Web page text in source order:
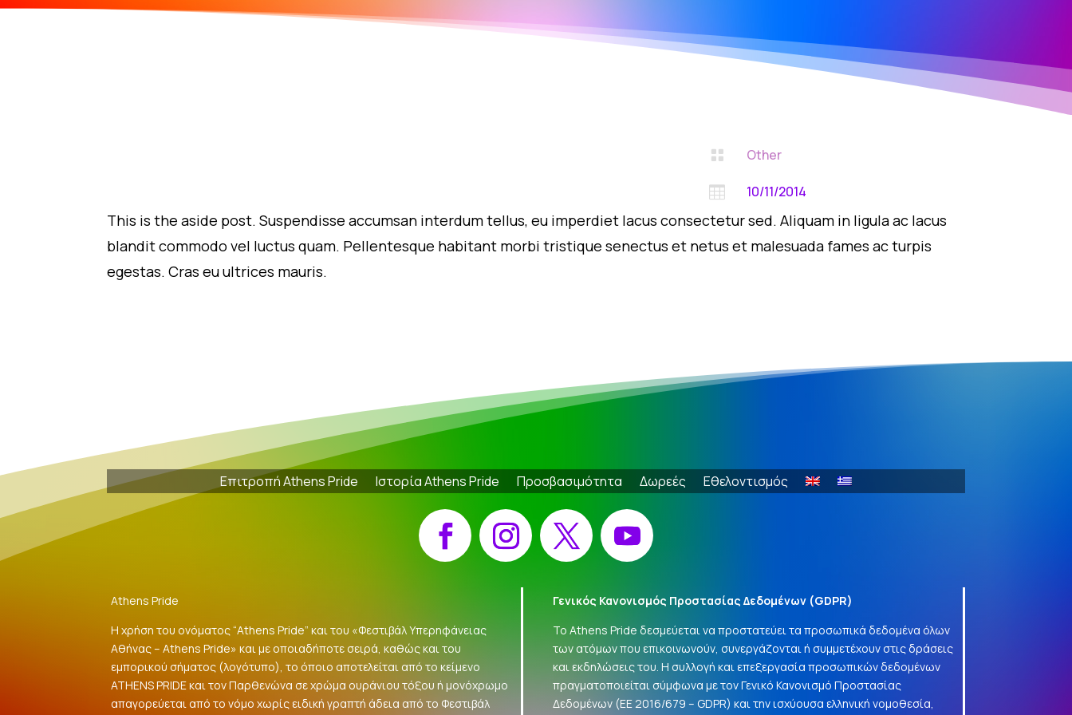
 Other
 10/11/2014
This is the aside post. Suspendisse accumsan interdum tellus, eu imperdiet lacus consectetur sed. Aliquam in ligula ac lacus
blandit commodo vel luctus quam. Pellentesque habitant morbi tristique senectus et netus et malesuada fames ac turpis
egestas. Cras eu ultrices mauris.
Επιτροπή Athens Pride Ιστορία Athens Pride Προσβασιμότητα Δωρεές Εθελοντισμός
Facebook Instagram X YouTube
Athens Pride
Η χρήση του ονόματος “Athens Pride” και του «Φεστιβάλ Υπερηφάνειας
Αθήνας – Athens Pride» και με οποιαδήποτε σειρά, καθώς και του
εμπορικού σήματος (λογότυπο), το όποιο αποτελείται από το κείμενο
ATHENS PRIDE και τον Παρθενώνα σε χρώμα ουράνιου τόξου ή μονόχρωμο
απαγορεύεται από το νόμο χωρίς ειδική γραπτή άδεια από το Φεστιβάλ
Γενικός Κανονισμός Προστασίας Δεδομένων (GDPR)
Το Athens Pride δεσμεύεται να προστατεύει τα προσωπικά δεδομένα όλων
των ατόμων που επικοινωνούν, συνεργάζονται ή συμμετέχουν στις δράσεις
και εκδηλώσεις του. Η συλλογή και επεξεργασία προσωπικών δεδομένων
πραγματοποιείται σύμφωνα με τον Γενικό Κανονισμό Προστασίας
Δεδομένων (ΕΕ 2016/679 –GDPR) και την ισχύουσα ελληνική νομοθεσία,